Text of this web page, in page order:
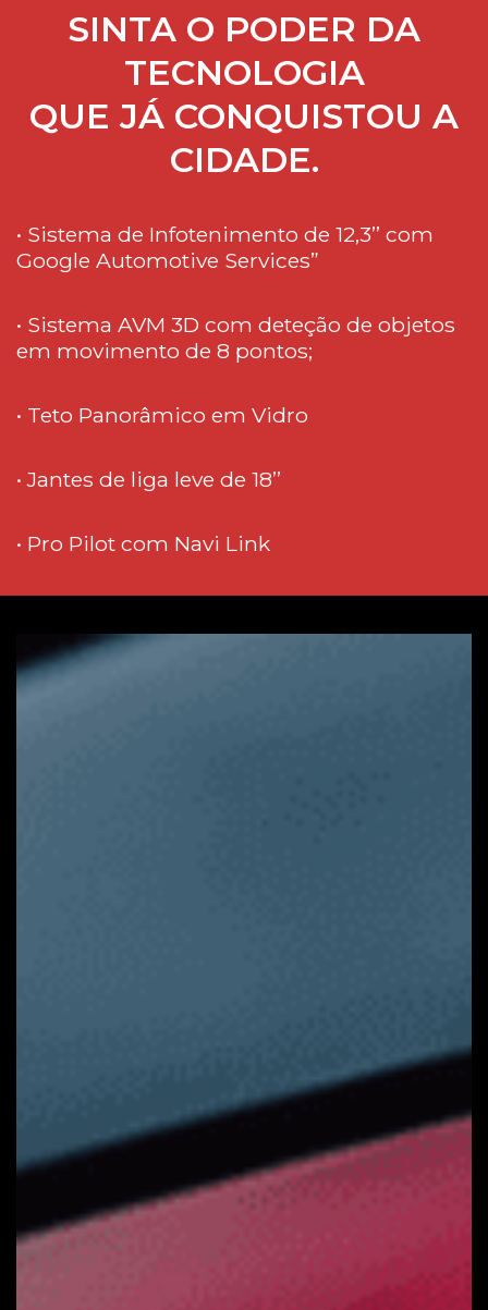
SINTA O PODER DA
TECNOLOGIA
QUE JÁ CONQUISTOU A
CIDADE.
• Sistema de Infotenimento de 12,3’’ com
Google Automotive Services”
• Sistema AVM 3D com deteção de objetos
em movimento de 8 pontos;
• Teto Panorâmico em Vidro
• Jantes de liga leve de 18’’
• Pro Pilot com Navi Link